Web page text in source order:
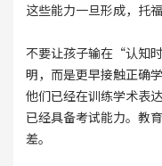
这些能力一旦形成，托
不要让孩子输在“认知
明，而是更早接触正确
他们已经在训练学术表
已经具备考试能力。教
差。